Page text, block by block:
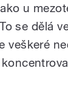
u
se dělá
veškeré